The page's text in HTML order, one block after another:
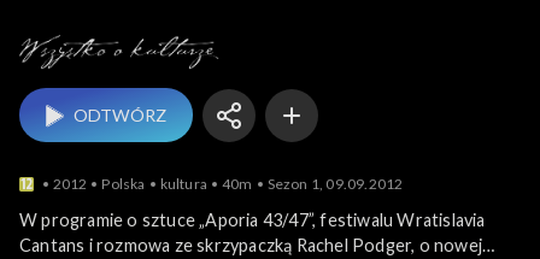
ODTWÓRZ
2012 Polska kultura 40m Sezon 1, 09.09.2012
W programie o sztuce „Aporia 43/47”, festiwalu Wratislavia
Cantans i rozmowa ze skrzypaczką Rachel Podger, o nowej